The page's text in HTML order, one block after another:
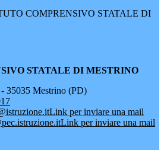
COMPRENSIVO STATALE DI
STATALE DI MESTRINO
35035 Mestrino (PD)
Link per inviare una mail
Link per inviare una mail